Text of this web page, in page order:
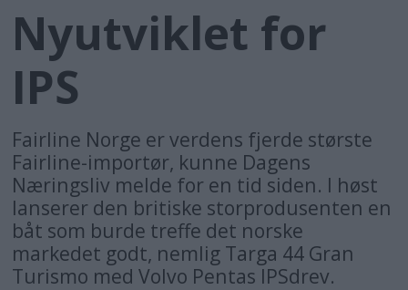
Video
Nyutviklet for
IPS
Fairline Norge er verdens fjerde største
Fairline-importør, kunne Dagens
Næringsliv melde for en tid siden. I høst
lanserer den britiske storprodusenten en
båt som burde treffe det norske
markedet godt, nemlig Targa 44 Gran
Turismo med Volvo Pentas IPSdrev.